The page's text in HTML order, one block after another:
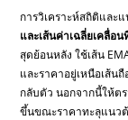
การวิเคราะห์สถิติและ
และเส้นค่าเฉลี่ยเคลื่อน
สุดย้อนหลัง ใช้เส้น
และราคาอยู่เหนือเส้
กลับตัว นอกจากนี้ให้ต
ขึ้นขณะราคาทะลุแนวต้